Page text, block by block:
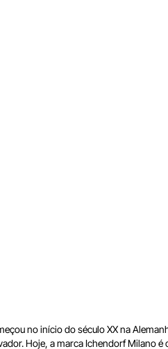
no início do século XX na
Hoje, a marca Ichendorf Milano